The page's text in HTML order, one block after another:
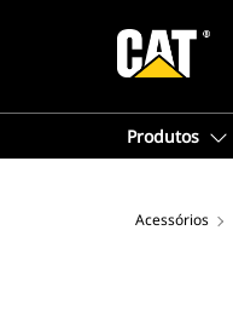
Produtos
Acessórios